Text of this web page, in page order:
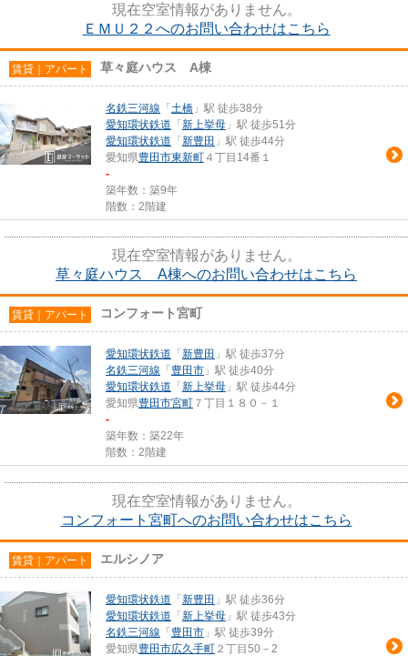
現在空室情報がありません。
ＥＭＵ２２へのお問い合わせはこちら
賃貸｜アパート 草々庭ハウス A棟
名鉄三河線 「 土橋 」駅 徒歩38分
愛知環状鉄道 「 新上挙母 」駅 徒歩51分
愛知環状鉄道 「 新豊田 」駅 徒歩44分
愛知県豊田市東新町 ４丁目14番１
-
築年数：築9年
階数：2階建
現在空室情報がありません。
草々庭ハウス A棟へのお問い合わせはこちら
賃貸｜アパート コンフォート宮町
愛知環状鉄道 「 新豊田 」駅 徒歩37分
名鉄三河線 「 豊田市 」駅 徒歩40分
愛知環状鉄道 「 新上挙母 」駅 徒歩44分
愛知県豊田市宮町 ７丁目１８０－１
-
築年数：築22年
階数：2階建
現在空室情報がありません。
コンフォート宮町へのお問い合わせはこちら
賃貸｜アパート エルシノア
愛知環状鉄道 「 新豊田 」駅 徒歩36分
愛知環状鉄道 「 新上挙母 」駅 徒歩43分
名鉄三河線 「 豊田市 」駅 徒歩39分
愛知県豊田市広久手町 ２丁目50－2